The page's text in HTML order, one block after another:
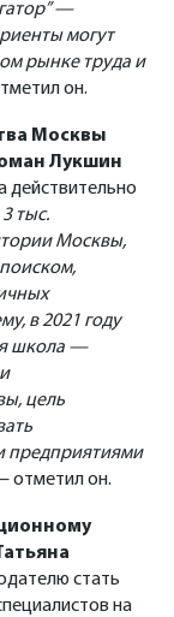
—
могут
рынке труда и
он.
Москвы
Лукшин
действительно
тыс.
Москвы,
в 2021 году
школа —
цель
отметил он.
стать
на